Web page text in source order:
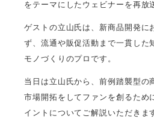
をテーマにしたウェビナーを再放
ゲストの立山氏は、新商品開発に
ず、流通や販促活動まで一貫した
モノづくりのプロです。
当日は立山氏から、前例踏襲型の
市場開拓をしてファンを創るため
イントについてご解説いただきま